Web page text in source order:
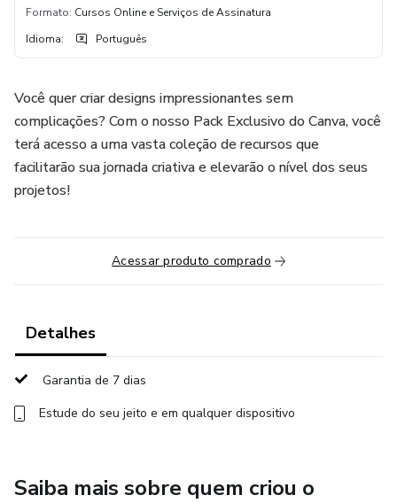
Formato: Cursos Online e Serviços de Assinatura
Idioma: Português
Você quer criar designs impressionantes sem
complicações? Com o nosso Pack Exclusivo do Canva, você
terá acesso a uma vasta coleção de recursos que
facilitarão sua jornada criativa e elevarão o nível dos seus
projetos!
Acessar produto comprado
Detalhes
Garantia de 7 dias
Estude do seu jeito e em qualquer dispositivo
Saiba mais sobre quem criou o